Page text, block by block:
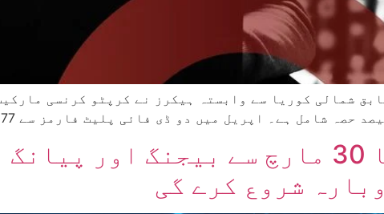
ایئر چائنا 30 مارچ سے بیجنگ
شروع کرے گی